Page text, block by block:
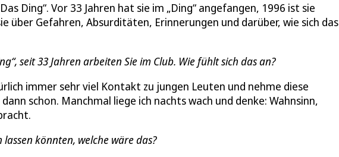
Ding“. Vor 33 Jahren hat sie im „Ding“ angefangen, 1996 ist sie
über Gefahren, Absurditäten, Erinnerungen und darüber, wie sich das
seit 33 Jahren arbeiten Sie im Club. Wie fühlt sich das an?
immer sehr viel Kontakt zu jungen Leuten und nehme diese
schon. Manchmal liege ich nachts wach und denke: Wahnsinn,
könnten, welche wäre das?